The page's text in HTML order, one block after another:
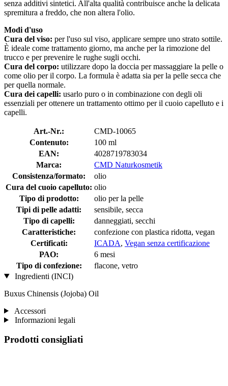
senza additivi sintetici. All'alta qualità contribuisce anche la delicata
spremitura a freddo, che non altera l'olio.
Modi d'uso
Cura del viso: per l'uso sul viso, applicare sempre uno strato sottile.
È ideale come trattamento giorno, ma anche per la rimozione del
trucco e per prevenire le rughe sugli occhi.
Cura del corpo: utilizzare dopo la doccia per massaggiare la pelle o
come olio per il corpo. La formula è adatta sia per la pelle secca che
per quella normale.
Cura dei capelli: usarlo puro o in combinazione con degli oli
essenziali per ottenere un trattamento ottimo per il cuoio capelluto e i
capelli.
Art.-Nr.:
CMD-10065
Contenuto:
100 ml
EAN:
4028719783034
Marca:
CMD Naturkosmetik
Consistenza/formato:
olio
Cura del cuoio capelluto: olio
Tipo di prodotto:
olio per la pelle
Tipi di pelle adatti:
sensibile, secca
Tipo di capelli:
danneggiati, secchi
Caratteristiche:
confezione con plastica ridotta, vegan
Certificati:
ICADA, Vegan senza certificazione
PAO:
6 mesi
Tipo di confezione:
flacone, vetro
Ingredienti (INCI)
Buxus Chinensis (Jojoba) Oil
Accessori
Informazioni legali
Prodotti consigliati